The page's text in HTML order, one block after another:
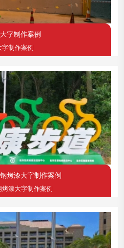
字制作案例
制作案例
烤漆大字制作案例
漆大字制作案例